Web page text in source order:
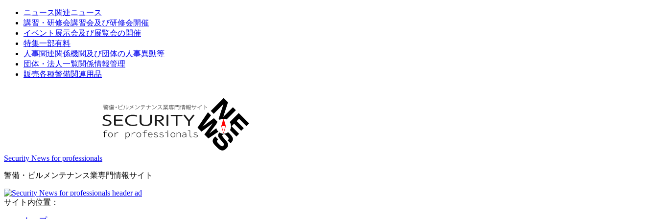
ニュース関連ニュース
講習・研修会講習会及び研修会開催
イベント 展示会及び展覧会の開催
特集一部有料
人事関連関係機関及び団体の人事異動等
団体・法人一覧関係情報管理
販売各種警備関連用品
Security News for professionals
警備・ビルメンテナンス業専門情報サイト
サイト内位置：